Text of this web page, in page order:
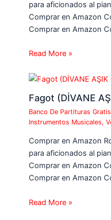
para aficionados al
Comprar en Amazon
Comprar en Amazon
Read More »
Fagot (DİVANE
Banco De Partituras Gratis
Instrumentos Musicales,
Comprar en Amazon
para aficionados al
Comprar en Amazon
Comprar en Amazon
Read More »